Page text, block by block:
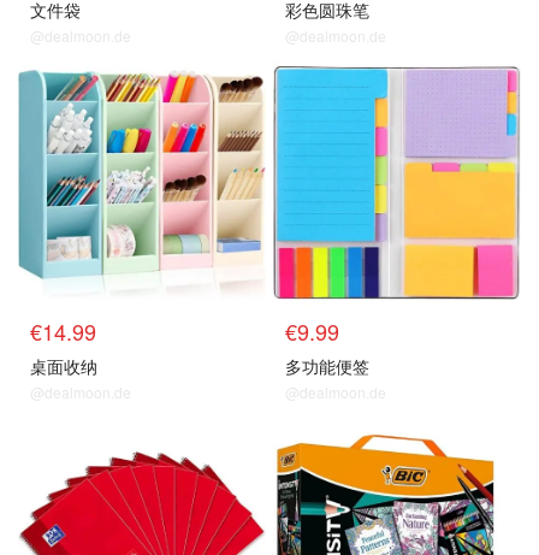
文件袋
@dealmoon.de
彩色圆珠笔
@dealmoon.de
€14.99
桌面收纳
@dealmoon.de
€9.99
多功能便签
@dealmoon.de